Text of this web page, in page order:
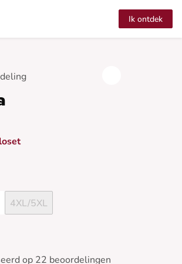
Ik ontdek
4XL/5XL
op 22 beoordelingen